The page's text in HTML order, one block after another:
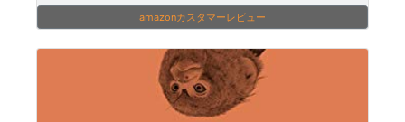
amazonカスタマーレビュー